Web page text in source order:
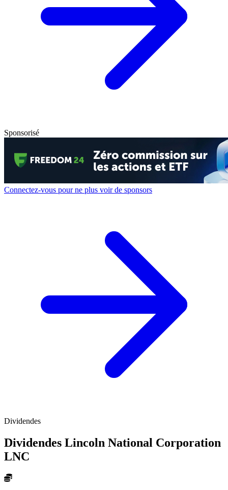
Sponsorisé
Connectez-vous pour ne plus voir de sponsors
Dividendes
Dividendes Lincoln National Corporation
LNC